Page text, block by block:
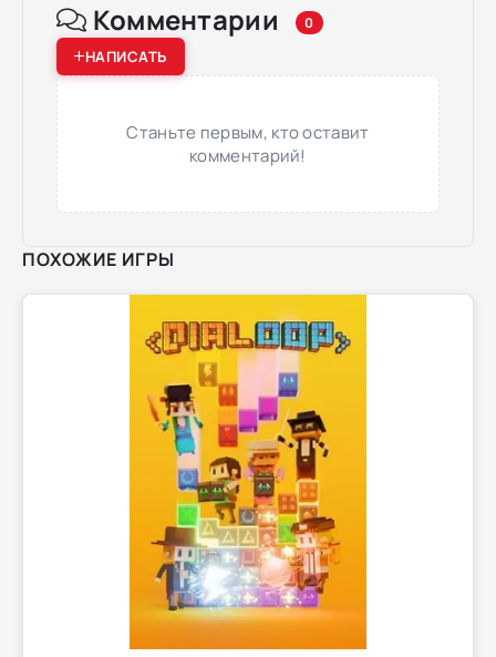
Комментарии 0
НАПИСАТЬ
Станьте первым, кто оставит
комментарий!
ПОХОЖИЕ ИГРЫ